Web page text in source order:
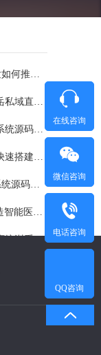
如何打造自己的在线教育平台？万岳教育培训系统源码商业模式解析
在线咨询
微信咨询
电话咨询
QQ咨询